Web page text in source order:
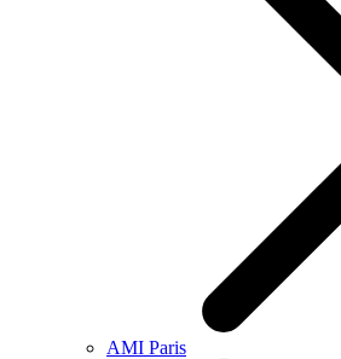
AMI Paris